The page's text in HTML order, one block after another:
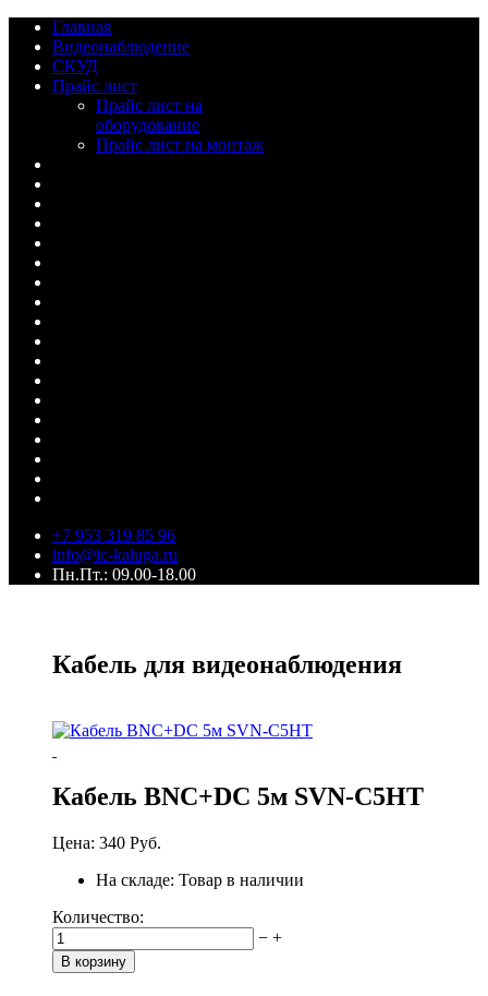
Главная
Видеонаблюдение
СКУД
Прайс лист
Прайс лист на
оборудование
Прайс лист на монтаж
+7 953 319 85 96
info@ic-kaluga.ru
Пн.Пт.: 09.00-18.00
Кабель для видеонаблюдения
Кабель BNC+DC 5м SVN-C5HT
Цена: 340 Руб.
На складе: Товар в наличии
Количество:
− +